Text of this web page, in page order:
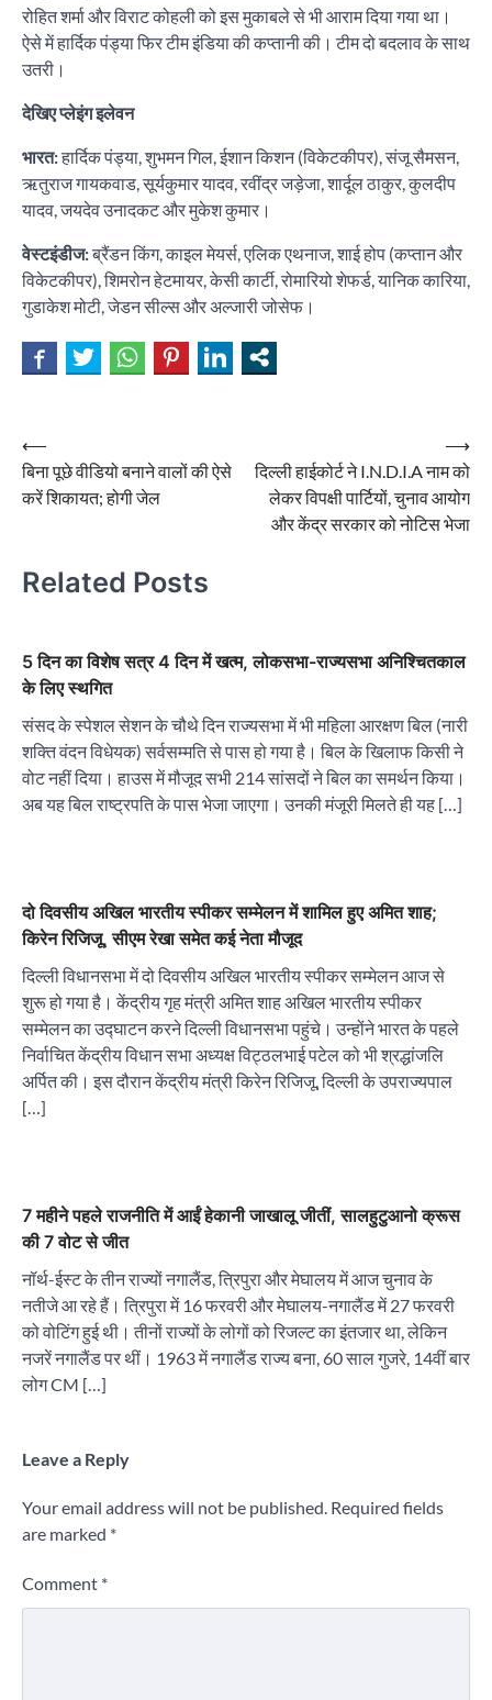
रोहित शर्मा और विराट कोहली को इस मुकाबले से भी आराम दिया गया था।
ऐसे में हार्दिक पंड्या फिर टीम इंडिया की कप्तानी की। टीम दो बदलाव के साथ
उतरी।
देखिए प्लेइंग इलेवन
भारत:हार्दिक पंड्या, शुभमन गिल, ईशान किशन (विकेटकीपर), संजू सैमसन,
ऋतुराज गायकवाड, सूर्यकुमार यादव, रवींद्र जड़ेजा, शार्दूल ठाकुर, कुलदीप
यादव, जयदेव उनादकट और मुकेश कुमार।
वेस्टइंडीज:ब्रैंडन किंग, काइल मेयर्स, एलिक एथनाज, शाई होप (कप्तान और
विकेटकीपर), शिमरोन हेटमायर, केसी कार्टी, रोमारियो शेफर्ड, यानिक कारिया,
गुडाकेश मोटी, जेडन सील्स और अल्जारी जोसेफ।
Post
navigation
⟵
बिना पूछे वीडियो बनाने वालों की ऐसे
करें शिकायत; होगी जेल
दिल्ली हाईकोर्ट ने I.N.D.I.A नाम को
लेकर विपक्षी पार्टियों, चुनाव आयोग
और केंद्र सरकार को नोटिस भेजा
⟶
Related Posts
5 दिन का विशेष सत्र 4 दिन में खत्म, लोकसभा-राज्यसभा अनिश्चितकाल
के लिए स्थगित
संसद के स्पेशल सेशन के चौथे दिन राज्यसभा में भी महिला आरक्षण बिल (नारी
शक्ति वंदन विधेयक) सर्वसम्मति से पास हो गया है। बिल के खिलाफ किसी ने
वोट नहीं दिया। हाउस में मौजूद सभी 214 सांसदों ने बिल का समर्थन किया।
अब यह बिल राष्ट्रपति के पास भेजा जाएगा। उनकी मंजूरी मिलते ही यह […]
दो दिवसीय अखिल भारतीय स्पीकर सम्मेलन में शामिल हुए अमित शाह;
किरेन रिजिजू, सीएम रेखा समेत कई नेता मौजूद
दिल्ली विधानसभा में दो दिवसीय अखिल भारतीय स्पीकर सम्मेलन आज से
शुरू हो गया है। केंद्रीय गृह मंत्री अमित शाह अखिल भारतीय स्पीकर
सम्मेलन का उद्घाटन करने दिल्ली विधानसभा पहुंचे। उन्होंने भारत के पहले
निर्वाचित केंद्रीय विधान सभा अध्यक्ष विट्ठलभाई पटेल को भी श्रद्धांजलि
अर्पित की। इस दौरान केंद्रीय मंत्री किरेन रिजिजू, दिल्ली के उपराज्यपाल
[…]
7 महीने पहले राजनीति में आईं हेकानी जाखालू जीतीं, सालहुटुआनो क्रूस
की 7 वोट से जीत
नॉर्थ-ईस्ट के तीन राज्यों नगालैंड, त्रिपुरा और मेघालय में आज चुनाव के
नतीजे आ रहे हैं। त्रिपुरा में 16 फरवरी और मेघालय-नगालैंड में 27 फरवरी
को वोटिंग हुई थी। तीनों राज्यों के लोगों को रिजल्ट का इंतजार था, लेकिन
नजरें नगालैंड पर थीं। 1963 में नगालैंड राज्य बना, 60 साल गुजरे, 14वीं बार
लोग CM […]
Leave a Reply
Your email address will not be published. Required fields
are marked *
Comment *